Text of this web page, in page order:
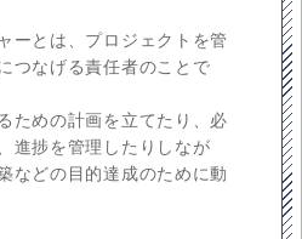
ーとは、プロジェクトを管
つなげる責任者のことで
ための計画を立てたり、必
進捗を管理したりしなが
などの目的達成のために動